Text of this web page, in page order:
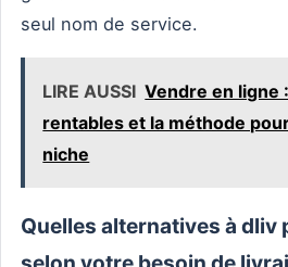
seul nom de service.
LIRE AUSSI Vendre en ligne
rentables et la méthode
niche
Quelles alternatives à dliv